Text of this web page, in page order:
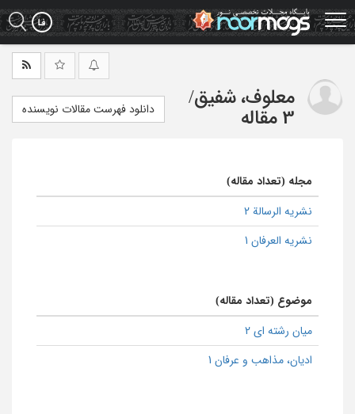
Skip
to
main
معلوف، شفیق/
3 مقاله
دانلود فهرست مقالات نویسنده
مجله (تعداد مقاله)
نشریه الرسالة 2
نشریه العرفان 1
موضوع (تعداد مقاله)
میان رشته ای 2
ادیان، مذاهب و عرفان 1